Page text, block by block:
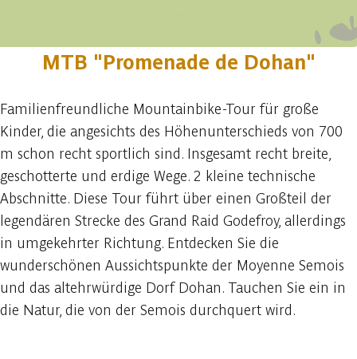
MTB "Promenade de Dohan"
Familienfreundliche Mountainbike-Tour für große
Kinder, die angesichts des Höhenunterschieds von 700
m schon recht sportlich sind. Insgesamt recht breite,
geschotterte und erdige Wege. 2 kleine technische
Abschnitte. Diese Tour führt über einen Großteil der
legendären Strecke des Grand Raid Godefroy, allerdings
in umgekehrter Richtung. Entdecken Sie die
wunderschönen Aussichtspunkte der Moyenne Semois
und das altehrwürdige Dorf Dohan. Tauchen Sie ein in
die Natur, die von der Semois durchquert wird.